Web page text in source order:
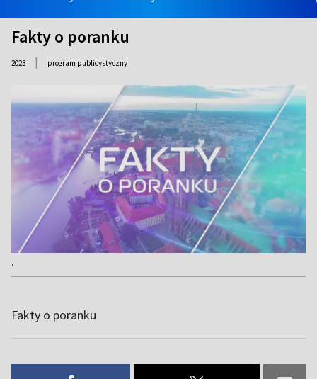
Fakty o poranku
2023 | program publicystyczny
.
Fakty o poranku